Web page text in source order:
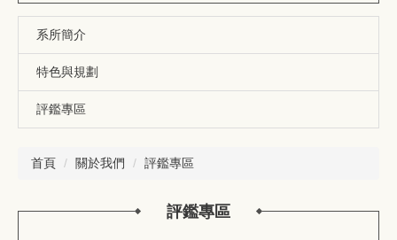
系所簡介
特色與規劃
評鑑專區
首頁 關於我們 評鑑專區
評鑑專區